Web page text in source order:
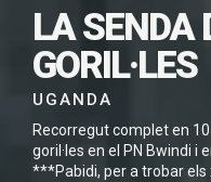
LA SENDA
GORIL·LES
UGANDA
Recorregut complet en
goril·les en el PN Bwindi i
***Pabidi, per a trobar
AQUEST
PDF